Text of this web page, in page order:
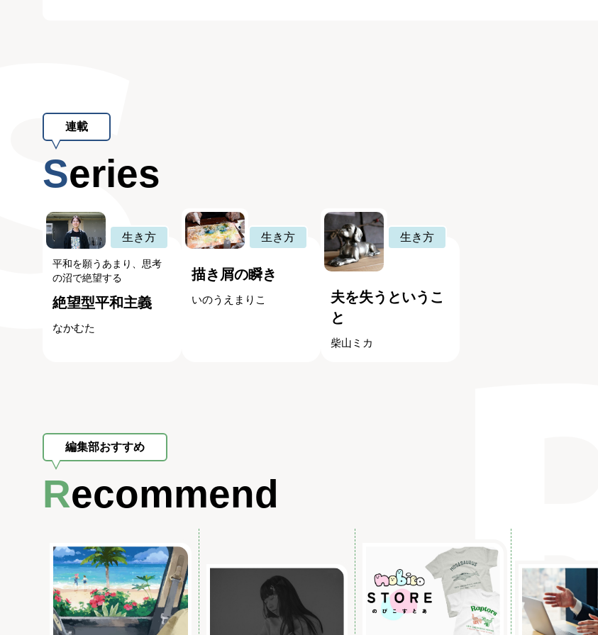
連載
Series
生き方
平和を願うあまり、思考
の沼で絶望する
絶望型平和主義
なかむた
生き方
描き屑の瞬き
いのうえまりこ
生き方
夫を失うというこ
と
柴山ミカ
編集部おすすめ
Recommend